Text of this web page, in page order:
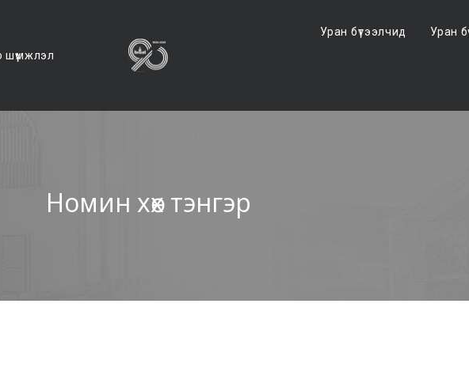
шүүмжлэл
Уран бүтээлчид Уран
Номин хөх тэнгэр